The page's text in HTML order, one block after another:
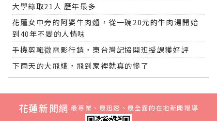
大學錄取21人 歷年最多
花蓮女中旁的阿婆牛肉麵，從一碗20元的牛肉湯開始
到40年不變的人情味
手機剪輯微電影行銷，東台灣記協開班授課獲好評
下雨天的大飛蛾，飛到家裡就真的慘了
花蓮新聞網 最專業、最迅速、最全面的在地新聞報導